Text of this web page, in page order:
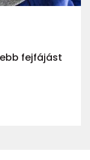
fejfájást